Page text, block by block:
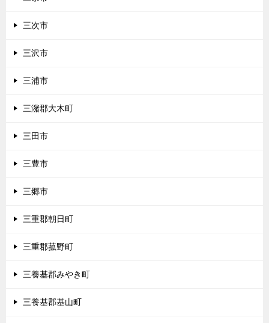
三次市
三沢市
三浦市
三潴郡大木町
三田市
三豊市
三郷市
三重郡朝日町
三重郡菰野町
三養基郡みやき町
三養基郡基山町